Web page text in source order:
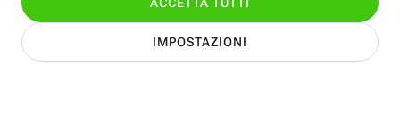
STEP FuturAbility District